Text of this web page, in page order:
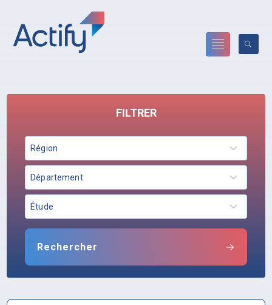
FILTRER
Région
Département
Étude
Rechercher